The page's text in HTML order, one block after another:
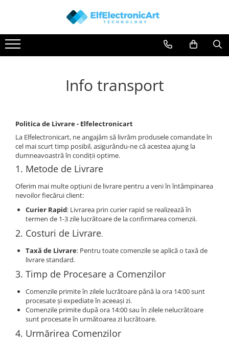
Instrumente de masura si control
Clesti Ampermetrici
Testere
Osciloscoape
Accesorii
Osciloscoape B&K PRECISION
Osciloscoape HANTEK
Osciloscoape KEYSIGHT
Osciloscoape OWON
Osciloscoape ROHDE & SCHWARZ
Osciloscoape TELEDYNE LECROY
Osciloscoape UNI-T
Info transport
Politica de Livrare - Elfelectronicart
La Elfelectronicart, ne angajăm să livrăm produsele comandate în
cel mai scurt timp posibil, asigurându-ne că acestea ajung la
dumneavoastră în condiții optime.
1. Metode de Livrare
Oferim mai multe opțiuni de livrare pentru a veni în întâmpinarea
nevoilor fiecărui client:
Curier Rapid: Livrarea prin curier rapid se realizează în
termen de 1-3 zile lucrătoare de la confirmarea comenzii.
2. Costuri de Livrare.
Taxă de Livrare: Pentru toate comenzile se aplică o taxă de
livrare standard.
3. Timp de Procesare a Comenzilor
Comenzile primite în zilele lucrătoare până la ora 14:00 sunt
procesate și expediate în aceeași zi.
Comenzile primite după ora 14:00 sau în zilele nelucrătoare
sunt procesate în următoarea zi lucrătoare.
4. Urmărirea Comenzilor